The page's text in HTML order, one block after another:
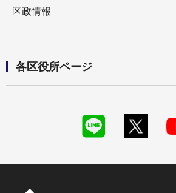
区政情報
各区役所ページ